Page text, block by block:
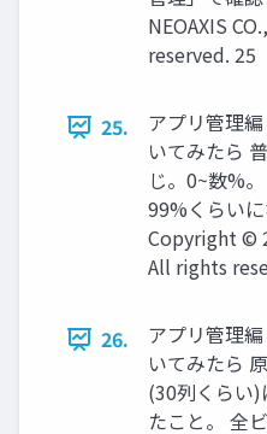
NEOAXIS
reserved. 25
25.
アプリ管理
いてみたら
じ。0~数%
99%くらいに
Copyright ©
All rights
26.
アプリ管理
いてみたら
(30列くらい
たこと。 全